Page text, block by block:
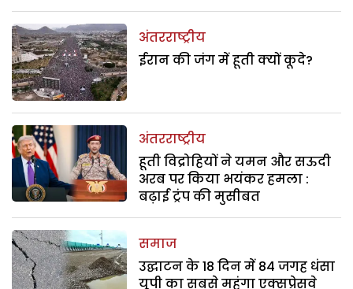
अंतरराष्ट्रीय
ईरान की जंग में हूती क्यों कूदे?
अंतरराष्ट्रीय
हूती विद्रोहियों ने यमन और सऊदी
अरब पर किया भयंकर हमला :
बढ़ाई ट्रंप की मुसीबत
समाज
उद्घाटन के 18 दिन में 84 जगह धंसा
यूपी का सबसे महंगा एक्सप्रेसवे